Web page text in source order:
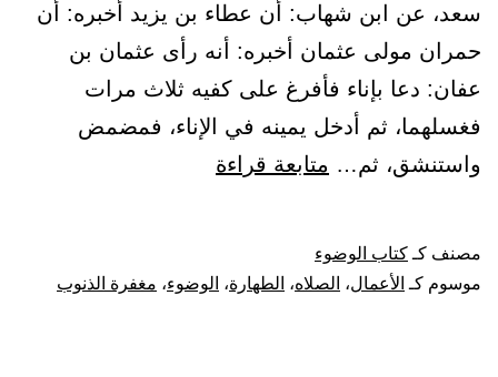
سعد، عن ابن شهاب: أن عطاء بن يزيد أخبره: أن
حمران مولى عثمان أخبره: أنه رأى عثمان بن
عفان: دعا بإناء فأفرغ على كفيه ثلاث مرات
فغسلهما، ثم أدخل يمينه في الإناء، فمضمض
واستنشق، ثم… متابعة قراءة
ثلاثا.
مصنف كـكتاب الوضوء
موسوم كـ الأعمال، الصلاه، الطهارة، الوضوء، مغفرة الذنوب